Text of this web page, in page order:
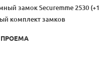
замок Securemme 2530
комплект замков